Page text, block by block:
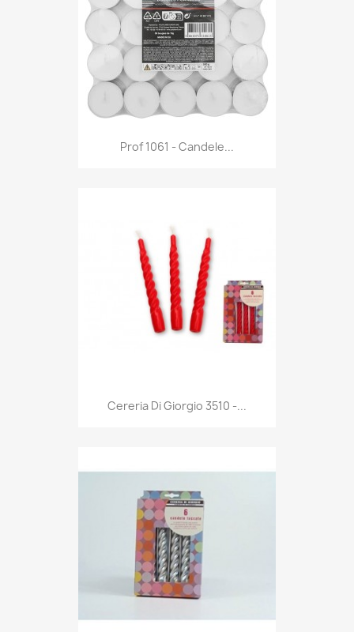
Anteprima
Prof 1061 - Candele...
Anteprima
Cereria Di Giorgio 3510 -...